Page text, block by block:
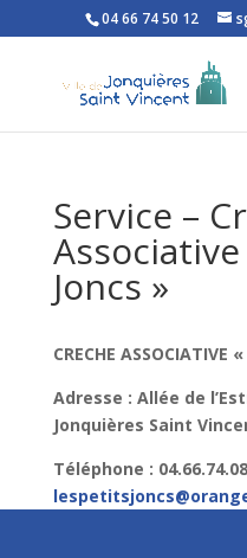
Ouvrir la barre d’outils
04 66 74 50 12
Service –
Joncs »
CRECHE ASSOCIATIVE
Adresse : Allée de
Jonquières Saint
Téléphone :